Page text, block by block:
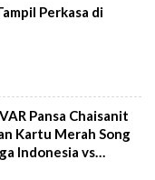
Perkasa di
Pansa Chaisanit
Kartu Merah Song
Indonesia vs